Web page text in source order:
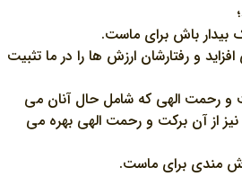
باش براي ماست.
و رفتارشان ارزش ها را در ما تثبيت
و رحمت الهي که شامل حال آنان مي
از آن برکت و رحمت الهي بهره مي
مندي براي ماست.